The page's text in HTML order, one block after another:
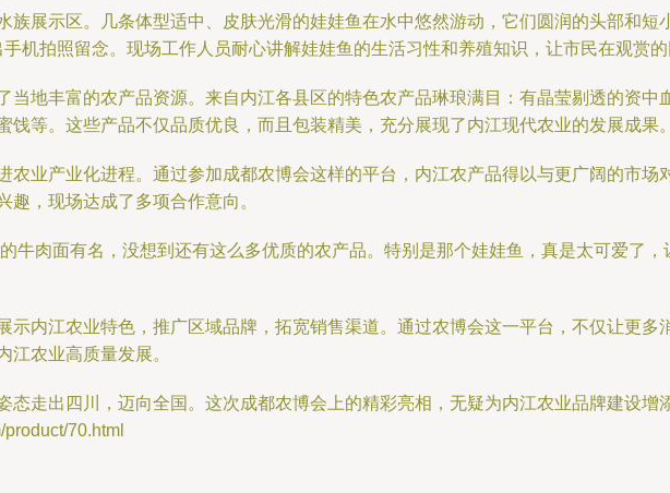
族展示区。几条体型适中、皮肤光滑的娃娃鱼在水中悠然游动，它们圆润的头部和短
机拍照留念。现场工作人员耐心讲解娃娃鱼的生活习性和养殖知识，让市民在观赏的
当地丰富的农产品资源。来自内江各县区的特色农产品琳琅满目：有晶莹剔透的资中
等。这些产品不仅品质优良，而且包装精美，充分展现了内江现代农业的发展成果。
农业产业化进程。通过参加成都农博会这样的平台，内江农产品得以与更广阔的市场
，现场达成了多项合作意向。
牛肉面有名，没想到还有这么多优质的农产品。特别是那个娃娃鱼，真是太可爱了
示内江农业特色，推广区域品牌，拓宽销售渠道。通过农博会这一平台，不仅让更多
江农业高质量发展。
走出四川，迈向全国。这次成都农博会上的精彩亮相，无疑为内江农业品牌建设增
70.html